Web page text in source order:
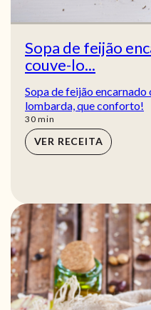
Sopa de feijão
couve-lo...
Sopa de feijão
lombarda, que conforto!
30min
min
VER RECEITA